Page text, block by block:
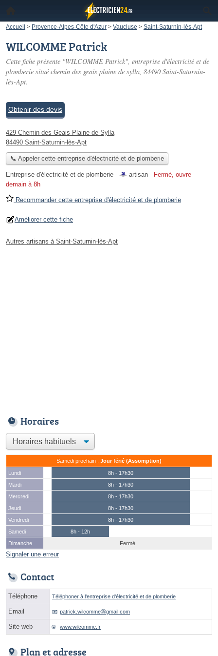
Accueil > Provence-Alpes-Côte d'Azur > Vaucluse > Saint-Saturnin-lès-Apt
WILCOMME Patrick
Cette fiche présente "WILCOMME Patrick", entreprise d'électricité et de
plomberie situé chemin des geais plaine de sylla, 84490 Saint-Saturnin-
lès-Apt.
Obtenir des devis
429 Chemin des Geais Plaine de Sylla
84490 Saint-Saturnin-lès-Apt
📞 Appeler cette entreprise d'électricité et de plomberie
Entreprise d'électricité et de plomberie - artisan - Fermé, ouvre
demain à 8h
Recommander cette entreprise d'électricité et de plomberie
Améliorer cette fiche
Autres artisans à Saint-Saturnin-lès-Apt
Horaires
Samedi prochain : Jour férié (Assomption)
Lundi
8h - 17h30
Mardi
8h - 17h30
Mercredi
8h - 17h30
Jeudi
8h - 17h30
Vendredi
8h - 17h30
Samedi
8h - 12h
Dimanche
Fermé
Signaler une erreur
Contact
Téléphone Téléphoner à l'entreprise d'électricité et de plomberie
Email patrick.wilcommeⓐgmail.com
Site web www.wilcomme.fr
Plan et adresse